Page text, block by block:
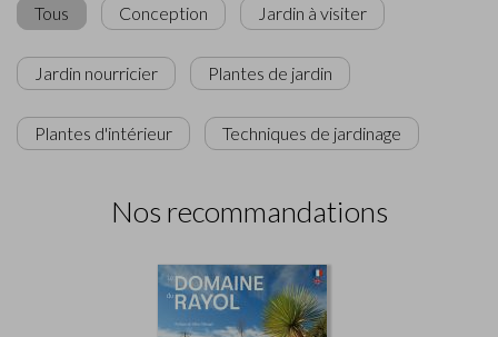
Tous Conception Jardin à visiter
Jardin nourricier Plantes de jardin
Plantes d'intérieur Techniques de jardinage
Nos recommandations